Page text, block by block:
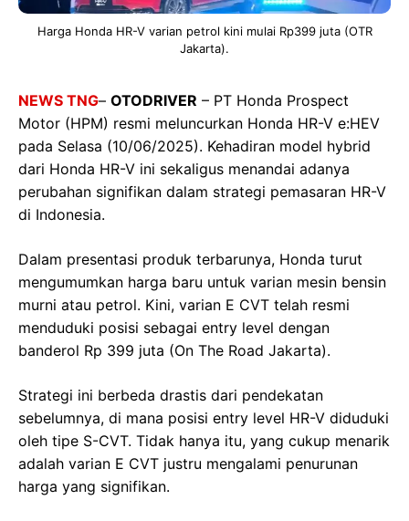
Harga Honda HR-V varian petrol kini mulai Rp399 juta (OTR
Jakarta).
NEWS TNG– OTODRIVER – PT Honda Prospect
Motor (HPM) resmi meluncurkan Honda HR-V e:HEV
pada Selasa (10/06/2025). Kehadiran model hybrid
dari Honda HR-V ini sekaligus menandai adanya
perubahan signifikan dalam strategi pemasaran HR-V
di Indonesia.
Dalam presentasi produk terbarunya, Honda turut
mengumumkan harga baru untuk varian mesin bensin
murni atau petrol. Kini, varian E CVT telah resmi
menduduki posisi sebagai entry level dengan
banderol Rp 399 juta (On The Road Jakarta).
Strategi ini berbeda drastis dari pendekatan
sebelumnya, di mana posisi entry level HR-V diduduki
oleh tipe S-CVT. Tidak hanya itu, yang cukup menarik
adalah varian E CVT justru mengalami penurunan
harga yang signifikan.